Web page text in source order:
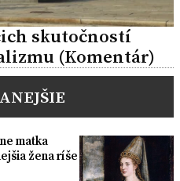
skutočností
(Komentár)
matka
žena ríše